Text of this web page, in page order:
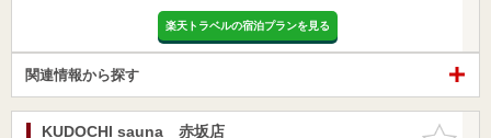
楽天トラベルの宿泊プランを見る
関連情報から探す
お気に入
KUDOCHI sauna 赤坂店